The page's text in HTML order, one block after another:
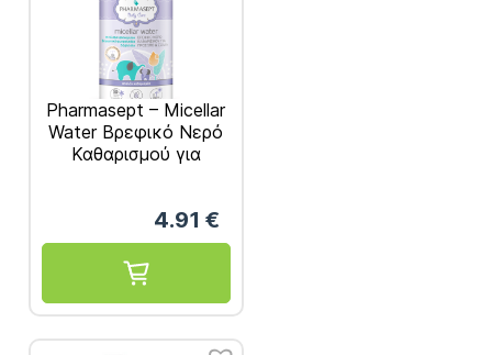
Pharmasept – Micellar
Water Βρεφικό Νερό
Καθαρισμού για
4.91 €